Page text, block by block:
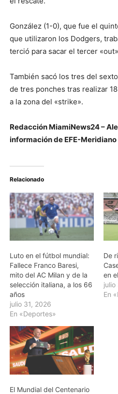
González (1-0), que fue el
que utilizaron los Dodgers,
terció para sacar el tercer
También sacó los tres del
de tres ponches tras realizar
a la zona del «strike».
Redacción MiamiNews24 –
información de EFE-Meridiano
Relacionado
Luto en el fútbol mundial:
Fallece Franco Baresi,
mito del AC Milan y de la
selección italiana, a los 66
años
julio 31, 2026
En «Deportes»
De
en
julio
En
El Mundial del Centenario